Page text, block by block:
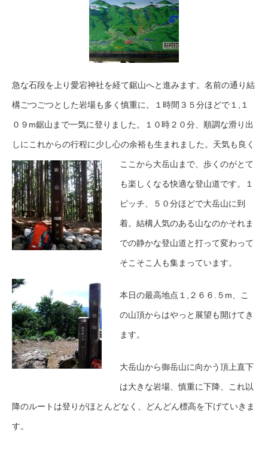
急な石段を上り愛宕神社を経て鋸山へと進みます。名前の通り結
構ごつごつとした岩場も多く慎重に。１時間３５分ほどで１,１
０９m鋸山まで一気に登りました。１０時２０分、順調な滑り出
しにこれからの行程に少し心の余裕も生まれました。 天気も良く
ここから大岳山まで、歩くのがとて
も楽しくなる快適な登山道です。１
ピッチ、５０分ほどで大岳山に到
着。結構人気のある山なのかそれま
での静かな登山道と打って変わって
そこそこ人も集まっています。
本日の最高地点１,２６６.５m、こ
の山頂からはやっと展望も開けてき
ます。
大岳山から御岳山に向かう頂上直下
は大きな岩場、慎重に下降、これ以
降のルートは登りがほとんどなく、どんどん標高を下げていきま
す。